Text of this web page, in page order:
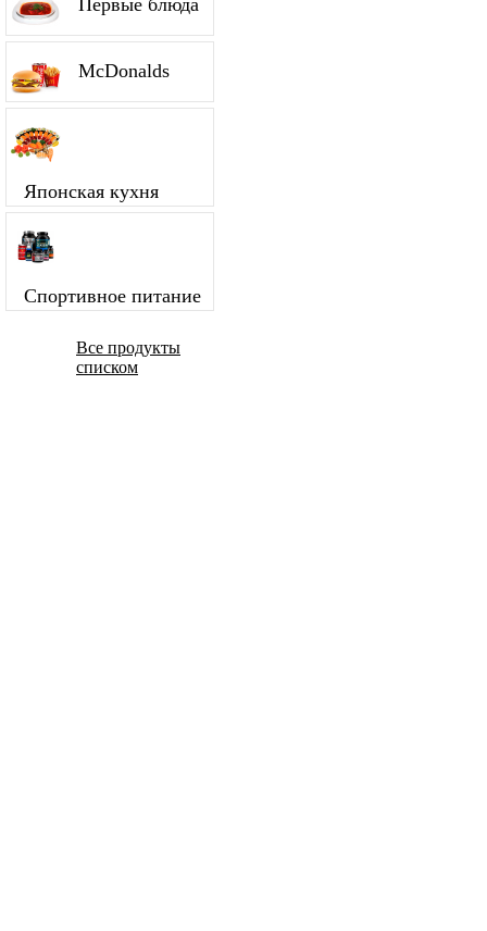
Первые блюда
McDonalds
Японская кухня
Спортивное питание
Все продукты
списком